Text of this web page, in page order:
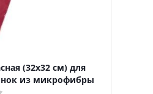
(32х32 см) для
из микрофибры